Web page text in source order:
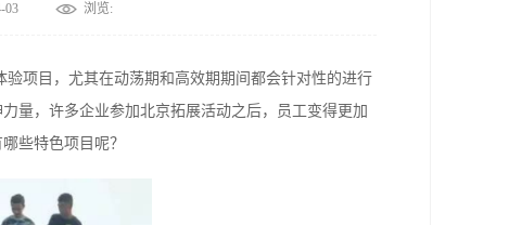
03 浏览:
项目，尤其在动荡期和高效期期间都会针对性的进行
量，许多企业参加北京拓展活动之后，员工变得更加
些特色项目呢？